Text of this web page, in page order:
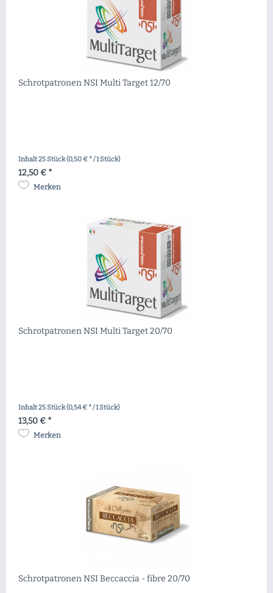
Schrotpatronen NSI Multi Target 12/70
Inhalt25 Stück(0,50 € * / 1 Stück)
12,50 € *
Merken
Schrotpatronen NSI Multi Target 20/70
Inhalt25 Stück(0,54 € * / 1 Stück)
13,50 € *
Merken
Schrotpatronen NSI Beccaccia - fibre 20/70